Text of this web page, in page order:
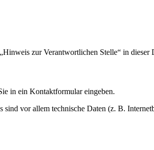
zur Verantwortlichen Stelle“ in dieser
in ein Kontaktformular eingeben.
vor allem technische Daten (z. B.